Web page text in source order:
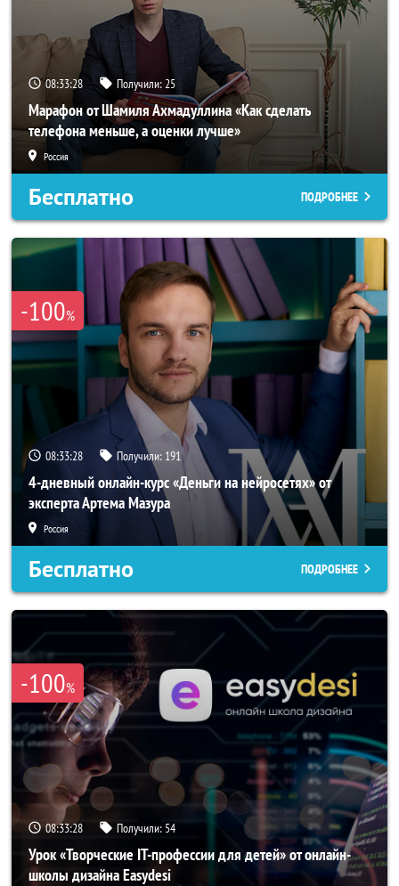
08:33:26 Получили:25
Марафон от Шамиля Ахмадуллина «Как сделать
телефона меньше, а оценки лучше»
Россия
Бесплатно ПОДРОБНЕЕ
-100%
08:33:26 Получили: 191
4-дневный онлайн-курс «Деньги на нейросетях» от
эксперта Артема Мазура
Россия
Бесплатно ПОДРОБНЕЕ
-100%
08:33:26 Получили: 54
Урок «Творческие IT-профессии для детей» от онлайн-
школы дизайна Easydesi